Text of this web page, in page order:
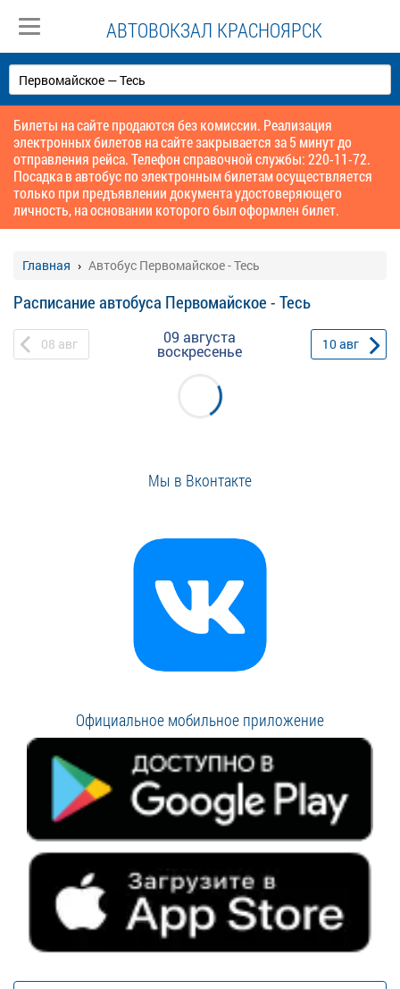
АВТОВОКЗАЛ КРАСНОЯРСК
Билеты на сайте продаются без комиссии. Реализация
электронных билетов на сайте закрывается за 5 минут до
отправления рейса. Телефон справочной службы: 220-11-72.
Посадка в автобус по электронным билетам осуществляется
только при предъявлении документа удостоверяющего
личность, на основании которого был оформлен билет.
Главная Автобус Первомайское - Тесь
Расписание автобуса Первомайское - Тесь
08 авг 09 августа
воскресенье 10авг
Мы в Вконтакте
Официальное мобильное приложение